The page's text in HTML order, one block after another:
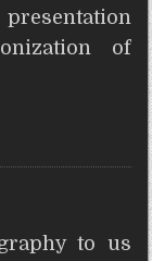
of
to us